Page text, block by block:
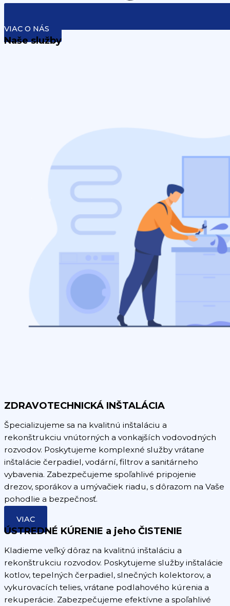
VIAC O NÁS
Naše služby
ZDRAVOTECHNICKÁ INŠTALÁCIA
Špecializujeme sa na kvalitnú inštaláciu a
rekonštrukciu vnútorných a vonkajších vodovodných
rozvodov. Poskytujeme komplexné služby vrátane
inštalácie čerpadiel, vodární, filtrov a sanitárneho
vybavenia. Zabezpečujeme spoľahlivé pripojenie
drezov, sporákov a umývačiek riadu, s dôrazom na Vaše
pohodlie a bezpečnosť.
VIAC
ÚSTREDNÉ KÚRENIE a jeho ČISTENIE
Kladieme veľký dôraz na kvalitnú inštaláciu a
rekonštrukciu rozvodov. Poskytujeme služby inštalácie
kotlov, tepelných čerpadiel, slnečných kolektorov, a
vykurovacích telies, vrátane podlahového kúrenia a
rekuperácie. Zabezpečujeme efektívne a spoľahlivé